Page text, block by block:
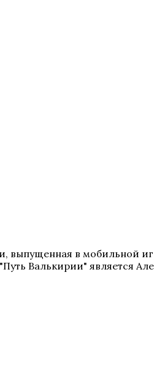
выпущенная в мобильной
Валькирии" является